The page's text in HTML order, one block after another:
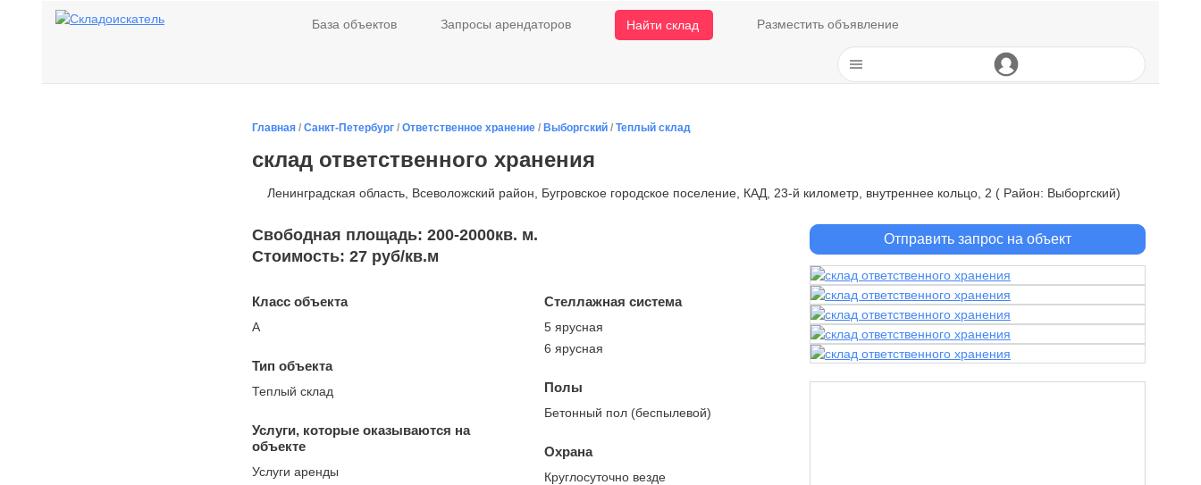
База объектов Запросы арендаторов Найти склад Разместить объявление
Главная / Санкт-Петербург / Ответственное хранение / Выборгский / Теплый склад
склад ответственного хранения
Ленинградская область, Всеволожский район, Бугровское городское поселение, КАД, 23-й километр, внутреннее кольцо, 2 ( Район: Выборгский)
Отправить запрос на объект
Свободная площадь: 200-2000кв. м.
Стоимость: 27 руб/кв.м
Класс объекта
А
Тип объекта
Теплый склад
Услуги, которые оказываются на
объекте
Услуги аренды
Стеллажная система
5 ярусная
6 ярусная
Полы
Бетонный пол (беспылевой)
Охрана
Круглосуточно везде